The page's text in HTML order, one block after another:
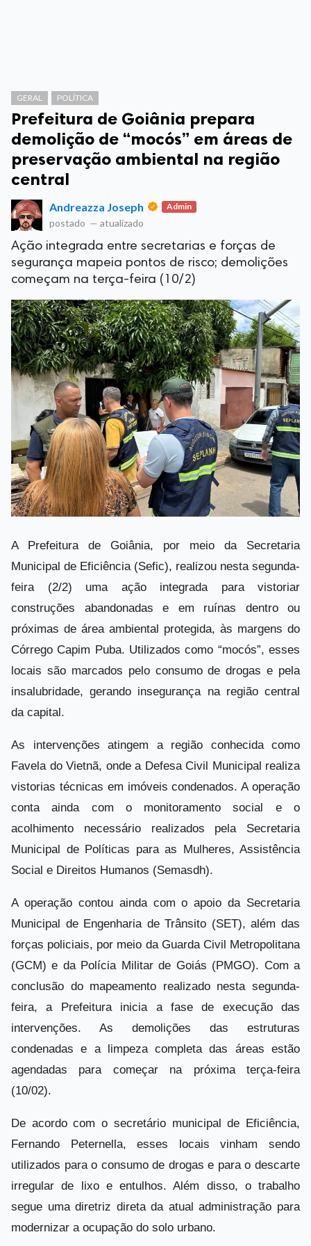
GERAL POLÍTICA
Prefeitura de Goiânia prepara
demolição de “mocós” em áreas de
preservação ambiental na região
central
Andreazza Joseph Admin
postado — atualizado
Ação integrada entre secretarias e forças de
segurança mapeia pontos de risco; demolições
começam na terça-feira (10/2)
A Prefeitura de Goiânia, por meio da Secretaria
Municipal de Eficiência (Sefic), realizou nesta segunda-
feira (2/2) uma ação integrada para vistoriar
construções abandonadas e em ruínas dentro ou
próximas de área ambiental protegida, às margens do
Córrego Capim Puba. Utilizados como “mocós”, esses
locais são marcados pelo consumo de drogas e pela
insalubridade, gerando insegurança na região central
da capital.
As intervenções atingem a região conhecida como
Favela do Vietnã, onde a Defesa Civil Municipal realiza
vistorias técnicas em imóveis condenados. A operação
conta ainda com o monitoramento social e o
acolhimento necessário realizados pela Secretaria
Municipal de Políticas para as Mulheres, Assistência
Social e Direitos Humanos (Semasdh).
A operação contou ainda com o apoio da Secretaria
Municipal de Engenharia de Trânsito (SET), além das
forças policiais, por meio da Guarda Civil Metropolitana
(GCM) e da Polícia Militar de Goiás (PMGO). Com a
conclusão do mapeamento realizado nesta segunda-
feira, a Prefeitura inicia a fase de execução das
intervenções. As demolições das estruturas
condenadas e a limpeza completa das áreas estão
agendadas para começar na próxima terça-feira
(10/02).
De acordo com o secretário municipal de Eficiência,
Fernando Peternella, esses locais vinham sendo
utilizados para o consumo de drogas e para o descarte
irregular de lixo e entulhos. Além disso, o trabalho
segue uma diretriz direta da atual administração para
modernizar a ocupação do solo urbano.